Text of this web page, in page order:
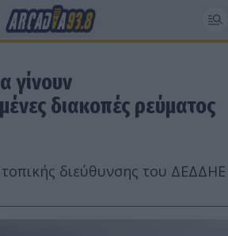
γίνουν
διακοπές ρεύματος
διεύθυνσης του ΔΕΔΔΗΕ